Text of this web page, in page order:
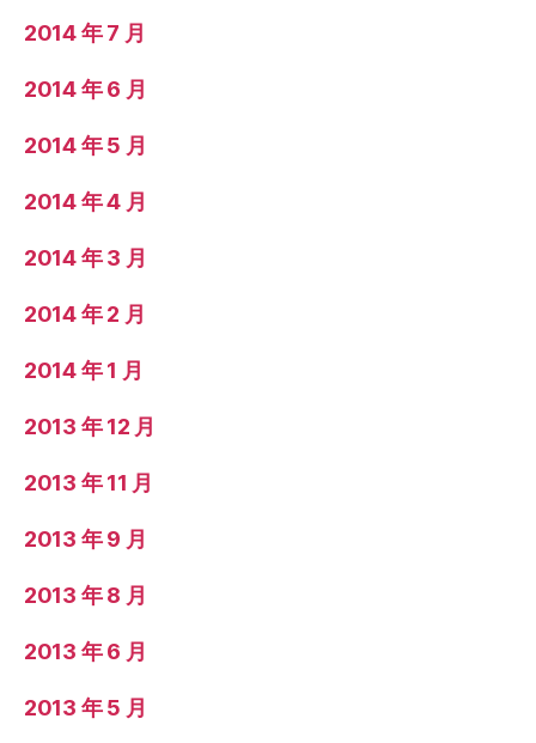
2014 年 7 月
2014 年 6 月
2014 年 5 月
2014 年 4 月
2014 年 3 月
2014 年 2 月
2014 年 1 月
2013 年 12 月
2013 年 11 月
2013 年 9 月
2013 年 8 月
2013 年 6 月
2013 年 5 月